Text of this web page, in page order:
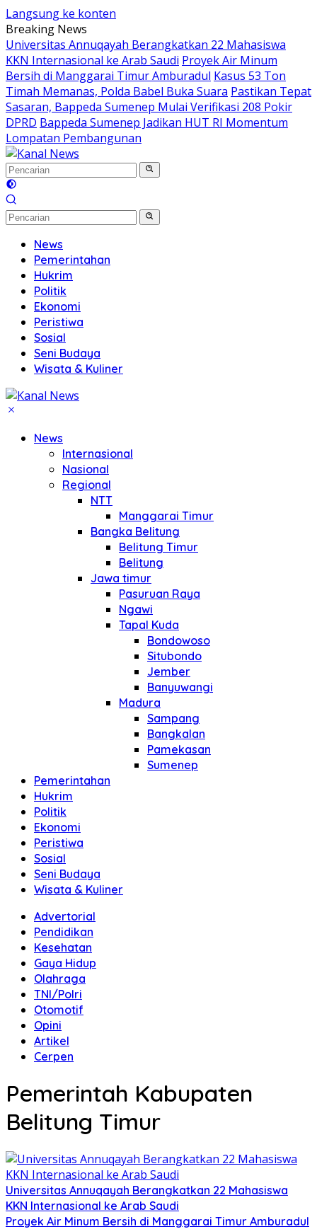
Langsung ke konten
Breaking News
Universitas Annuqayah Berangkatkan 22 Mahasiswa
KKN Internasional ke Arab Saudi Proyek Air Minum
Bersih di Manggarai Timur Amburadul Kasus 53 Ton
Timah Memanas, Polda Babel Buka Suara Pastikan Tepat
Sasaran, Bappeda Sumenep Mulai Verifikasi 208 Pokir
DPRD Bappeda Sumenep Jadikan HUT RI Momentum
Lompatan Pembangunan
News
Pemerintahan
Hukrim
Politik
Ekonomi
Peristiwa
Sosial
Seni Budaya
Wisata & Kuliner
News
Internasional
Nasional
Regional
NTT
Manggarai Timur
Bangka Belitung
Belitung Timur
Belitung
Jawa timur
Pasuruan Raya
Ngawi
Tapal Kuda
Bondowoso
Situbondo
Jember
Banyuwangi
Madura
Sampang
Bangkalan
Pamekasan
Sumenep
Pemerintahan
Hukrim
Politik
Ekonomi
Peristiwa
Sosial
Seni Budaya
Wisata & Kuliner
Advertorial
Pendidikan
Kesehatan
Gaya Hidup
Olahraga
TNI/Polri
Otomotif
Opini
Artikel
Cerpen
Pemerintah Kabupaten
Belitung Timur
Universitas Annuqayah Berangkatkan 22 Mahasiswa
KKN Internasional ke Arab Saudi
Proyek Air Minum Bersih di Manggarai Timur Amburadul